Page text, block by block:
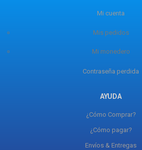
Mi cuenta
Mis pedidos
Mi monedero
Contraseña perdida
AYUDA
¿Cómo Comprar?
¿Cómo pagar?
Envíos & Entregas